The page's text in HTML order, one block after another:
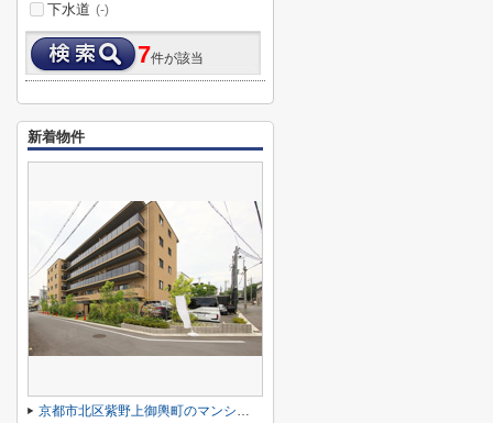
下水道 (-)
7件が該当
新着物件
京都市北区紫野上御輿町のマンション